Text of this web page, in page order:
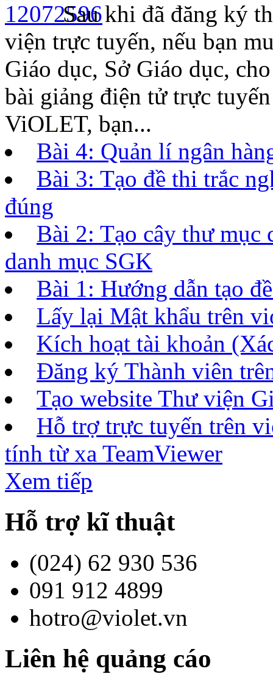
Sau khi đã đăng ký
viện trực tuyến, nếu bạn
Giáo dục, Sở Giáo dục,
bài giảng điện tử trực
ViOLET, bạn...
Bài 4: Quản lí ngân
Bài 3: Tạo đề thi trắc
đúng
Bài 2: Tạo cây thư mục
danh mục SGK
Bài 1: Hướng dẫn tạo
Lấy lại Mật khẩu trên
Kích hoạt tài khoản
Đăng ký Thành viên
Tạo website Thư viện
Hỗ trợ trực tuyến trên
tính từ xa TeamViewer
Xem tiếp
Hỗ trợ kĩ thuật
(024) 62 930 536
091 912 4899
hotro@violet.vn
Liên hệ quảng cáo